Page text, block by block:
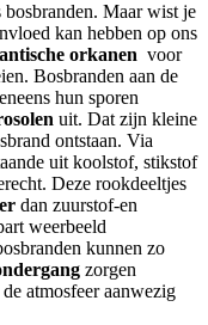
Maar wist je
kan hebben op ons
orkanen voor
Bosbranden aan de
hun sporen
uit. Dat zijn kleine
ontstaan. Via
uit koolstof, stikstof
Deze rookdeeltjes
dan zuurstof-en
weerbeeld
kunnen zo
zorgen
atmosfeer aanwezig